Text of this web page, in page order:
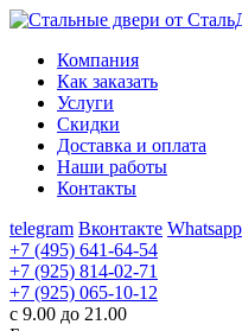
Компания
Как заказать
Услуги
Скидки
Доставка и оплата
Наши работы
Контакты
telegram Вконтакте Whatsapp
+7 (495) 641-64-54
+7 (925) 814-02-71
+7 (925) 065-10-12
с 9.00 до 21.00